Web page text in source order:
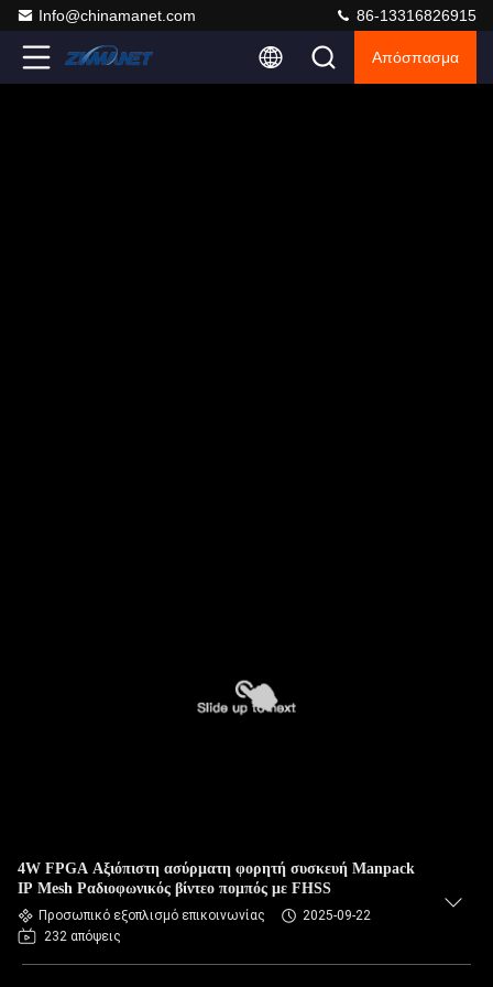
Info@chinamanet.com 86-13316826915
Απόσπασμα
4W FPGA Αξιόπιστη ασύρματη φορητή συσκευή Manpack
IP Mesh Ραδιοφωνικός βίντεο πομπός με FHSS
Προσωπικό εξοπλισμό επικοινωνίας
2025-09-22
232 απόψεις